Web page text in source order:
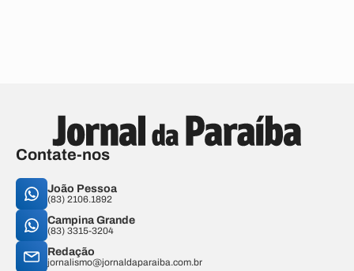
Contate-nos
João Pessoa
(83) 2106.1892
Campina Grande
(83) 3315-3204
Redação
jornalismo@jornaldaparaiba.com.br